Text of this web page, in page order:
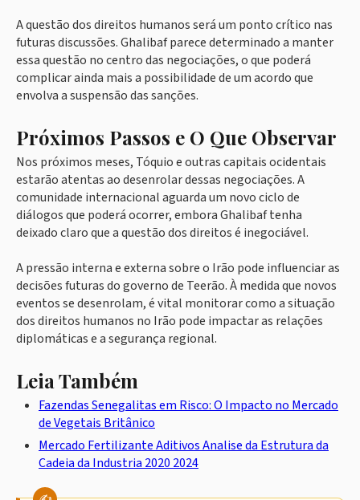
A questão dos direitos humanos será um ponto crítico nas
futuras discussões. Ghalibaf parece determinado a manter
essa questão no centro das negociações, o que poderá
complicar ainda mais a possibilidade de um acordo que
envolva a suspensão das sanções.
Próximos Passos e O Que Observar
Nos próximos meses, Tóquio e outras capitais ocidentais
estarão atentas ao desenrolar dessas negociações. A
comunidade internacional aguarda um novo ciclo de
diálogos que poderá ocorrer, embora Ghalibaf tenha
deixado claro que a questão dos direitos é inegociável.
A pressão interna e externa sobre o Irão pode influenciar as
decisões futuras do governo de Teerão. À medida que novos
eventos se desenrolam, é vital monitorar como a situação
dos direitos humanos no Irão pode impactar as relações
diplomáticas e a segurança regional.
Leia Também
Fazendas Senegalitas em Risco: O Impacto no Mercado
de Vegetais Britânico
Mercado Fertilizante Aditivos Analise da Estrutura da
Cadeia da Industria 2020 2024